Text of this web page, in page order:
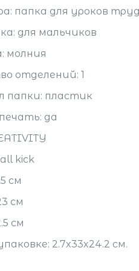
папка для уроков
для мальчиков
молния
отделений: 1
папки: пластик
да
kick
см
см
см
: 2.7x33x24.2 см.